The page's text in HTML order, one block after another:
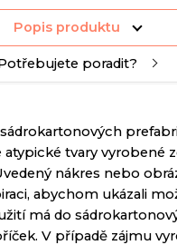
Popis produktu
poradit?
tvary vyrobené
nákres nebo
abychom ukázali
má do
V případě zájmu